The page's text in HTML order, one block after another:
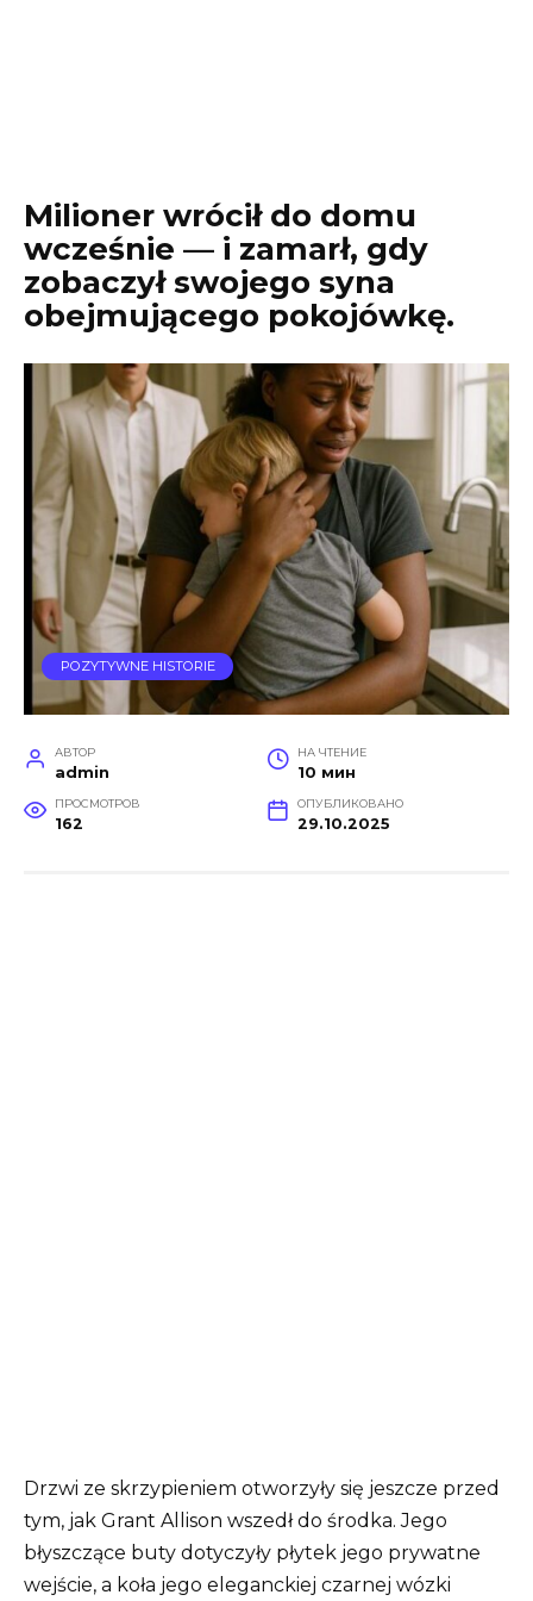
Milioner wrócił do domu
wcześnie — i zamarł, gdy
zobaczył swojego syna
obejmującego pokojówkę.
POZYTYWNE HISTORIE
АВТОР
admin
НА ЧТЕНИЕ
10 мин
ПРОСМОТРОВ
162
ОПУБЛИКОВАНО
29.10.2025
Drzwi ze skrzypieniem otworzyły się jeszcze przed
tym, jak Grant Allison wszedł do środka. Jego
błyszczące buty dotyczyły płytek jego prywatne
wejście, a koła jego eleganckiej czarnej wózki